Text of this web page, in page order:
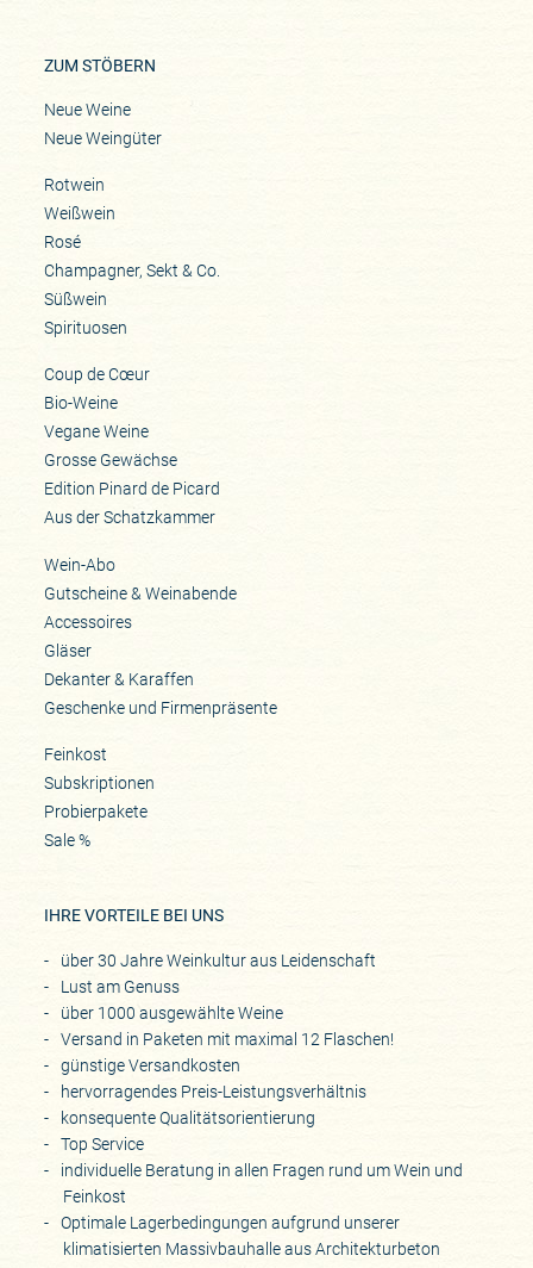
ZUM STÖBERN
Neue Weine
Neue Weingüter
Rotwein
Weißwein
Rosé
Champagner, Sekt & Co.
Süßwein
Spirituosen
Coup de Cœur
Bio-Weine
Vegane Weine
Grosse Gewächse
Edition Pinard de Picard
Aus der Schatzkammer
Wein-Abo
Gutscheine & Weinabende
Accessoires
Gläser
Dekanter & Karaffen
Geschenke und Firmenpräsente
Feinkost
Subskriptionen
Probierpakete
Sale %
IHRE VORTEILE BEI UNS
über 30 Jahre Weinkultur aus Leidenschaft
Lust am Genuss
über 1000 ausgewählte Weine
Versand in Paketen mit maximal 12 Flaschen!
günstige Versandkosten
hervorragendes Preis-Leistungsverhältnis
konsequente Qualitätsorientierung
Top Service
individuelle Beratung in allen Fragen rund um Wein und
Feinkost
Optimale Lagerbedingungen aufgrund unserer
klimatisierten Massivbauhalle aus Architekturbeton